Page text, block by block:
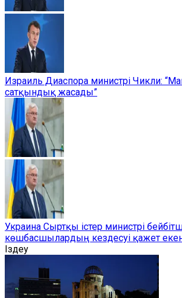
Израиль Диаспора министрі Чикли:
сатқындық жасады”
Украина Сыртқы істер министрі
көшбасшылардың кездесуі қажет
Іздеу